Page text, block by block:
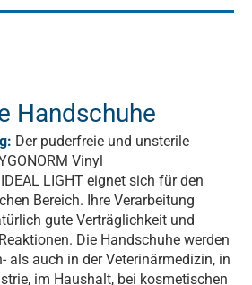
Handschuhe
Der puderfreie und unsterile
Vinyl
LIGHT eignet sich für den
Bereich. Ihre Verarbeitung
gute Verträglichkeit und
Die Handschuhe werden
als auch in der Veterinärmedizin, in
im Haushalt, bei kosmetischen